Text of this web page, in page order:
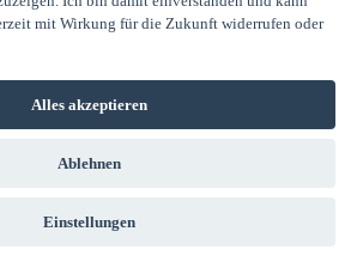
- All rights reserved |
30 24616 Hardebek Deutschland Telefon:
mit Wirkung für die Zukunft widerrufen oder
Alles akzeptieren
Ablehnen
Einstellungen